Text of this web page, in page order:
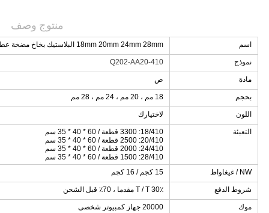
منتوج وصف
اسم 18mm 20mm 24mm 28mm البلاستيك بخاخ مضخة عطر
نموذج Q202-AA20-410
مادة ص
بحجم 18 مم ، 20 مم ، 24 مم ، 28 مم
اللون لاختيارك
التعبئة
18/410: 3300 قطعة / 60 * 40 * 35 سم
20/410: 2500 قطعة / 60 * 40 * 35 سم
24/410: 2000 قطعة / 60 * 40 * 35 سم
28/410: 1500 قطعة / 60 * 40 * 35 سم
NW / غيغاواط
15 كجم / 16 كجم
شروط الدفع T / T 30٪ مقدما ، 70٪ قبل الشحن
موك 20000 جهاز كمبيوتر شخصى